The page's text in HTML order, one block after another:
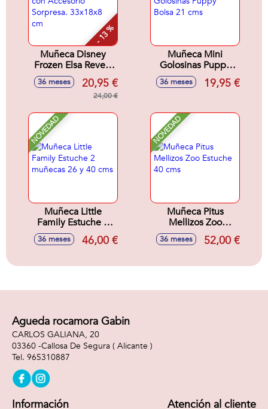
- 13 %
Muñeca Disney
Frozen Elsa Reveal
con Accesorio
Sorpresa. 33x18x8
36 meses 20,95 €
24,00 €
Muñeca Mini
Golosinas Puppy
Bolsa 21 cms
36 meses 19,95 €
NOVEDAD
Muñeca Little
Family Estuche 2
muñecas 26 y 40
cms
36 meses 46,00 €
NOVEDAD
Muñeca Pitus
Mellizos Zoo
Estuche 40 cms
36 meses 52,00 €
Agueda rocamora Gabin
CARLOS GALIANA, 20
03360 -Callosa De Segura ( Alicante )
965310887
Información Atención al cliente